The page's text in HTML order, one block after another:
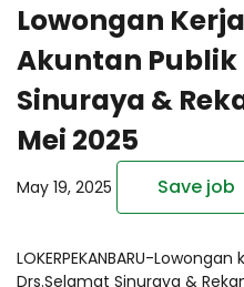
Lowongan
Akuntan Publik
Sinuraya &
Mei 2025
May 19, 2025 Save job
LOKERPEKANBARU-
Drs.Selamat Sinuraya &